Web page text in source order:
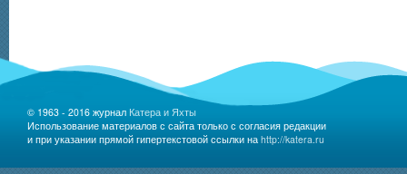
© 1963 - 2016 журнал Катера и Яхты
Использование материалов с сайта только с согласия редакции
и при указании прямой гипертекстовой ссылки наhttp://katera.ru